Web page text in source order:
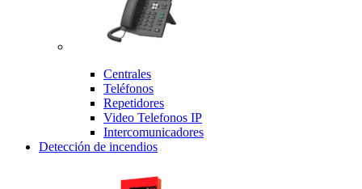
Centrales
Teléfonos
Repetidores
Video Telefonos IP
Intercomunicadores
Detección de incendios